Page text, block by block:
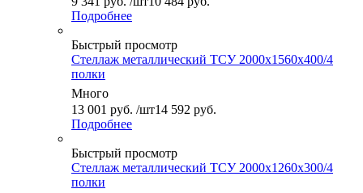
Подробнее
Быстрый просмотр
Стеллаж металлический ТСУ 2000x1560x400/4
полки
Много
13 001 руб. /шт14 592 руб.
Подробнее
Быстрый просмотр
Стеллаж металлический ТСУ 2000x1260x300/4
полки